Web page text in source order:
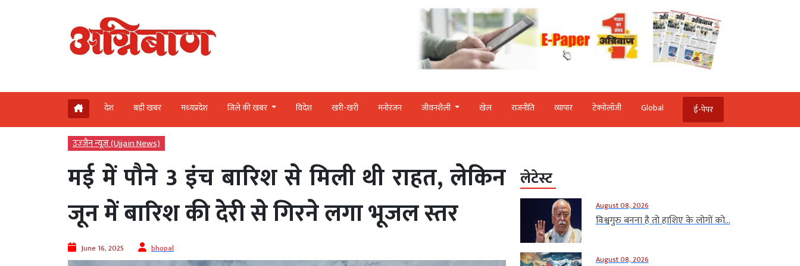
देश बड़ी खबर मध्‍यप्रदेश जिले की खबर विदेश खरी-खरी मनोरंजन जीवनशैली खेल राजनीति व्‍यापार टेक्‍नोलॉजी Global ई-पेपर
उज्‍जैन न्यूज़ (Ujjain News)
मई में पौने 3 इंच बारिश से मिली थी राहत, लेकिन
जून में बारिश की देरी से गिरने लगा भूजल स्तर
June 16, 2025 bhopal
लेटेस्ट
August 08, 2026
विश्वगुरु बनना है तो हाशिए के लोगों को...
August 08, 2026